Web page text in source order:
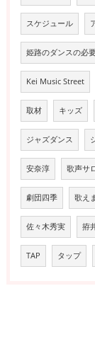
スケジュール
姫路のダンスの必
Kei Music Street
取材 キッズ
ジャズダンス
安奈淳 歌声サ
劇団四季 歌え
佐々木秀実 拵
TAP タップ